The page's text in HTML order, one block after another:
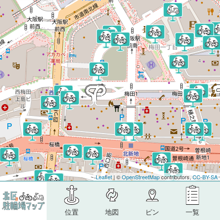
Leaflet| ©OpenStreetMapcontributors, CC-BY-SA
位置 地図 ピン 一覧